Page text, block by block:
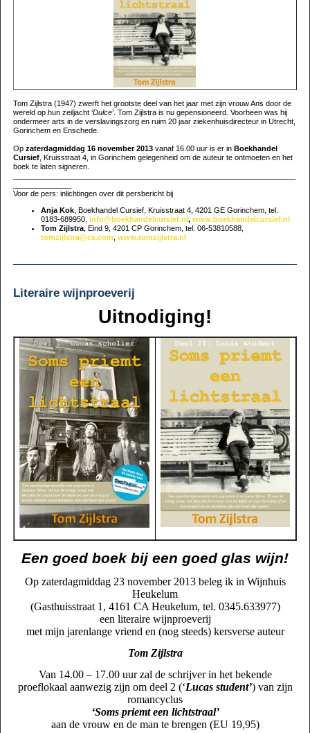
Tom Zijlstra (1947) zwerft het grootste deel van het jaar met zijn vrouw Ans door de
wereld op hun zeiljacht ‘Dulce’. Tom Zijlstra is nu gepensioneerd. Voorheen was hij
ondermeer arts in de verslavingszorg en ruim 20 jaar ziekenhuisdirecteur in Utrecht,
Gorinchem en Enschede.
Op zaterdagmiddag 16 november 2013vanaf 16.00 uur is er in Boekhandel
Cursief, Kruisstraat 4, in Gorinchem gelegenheid om de auteur te ontmoeten en het
boek te laten signeren.
Voor de pers: inlichtingen over dit persbericht bij
Anja Kok, Boekhandel Cursief, Kruisstraat 4, 4201 GE Gorinchem, tel.
0183-689950, info@boekhandelcursief.nl, www.boekhandelcursief.nl
Tom Zijlstra, Eind 9, 4201 CP Gorinchem, tel. 06-53810588,
tomzijlstra@cs.com www.tomzijlstra.nl
Literaire wijnproeverij
Uitnodiging!
Een goed boek bij een goed glas wijn!
Op zaterdagmiddag 23 november 2013 beleg ik in Wijnhuis
Heukelum
(Gasthuisstraat 1, 4161 CA Heukelum, tel. 0345.633977)
een literaire wijnproeverij
met mijn jarenlange vriend en (nog steeds) kersverse auteur
Tom Zijlstra
Van 14.00 – 17.00 uur zal de schrijver in het bekende
proeflokaal aanwezig zijn om deel 2 (‘Lucas student’) van zijn
romancyclus
‘Soms priemt een lichtstraal’
aan de vrouw en de man te brengen (EU 19,95)